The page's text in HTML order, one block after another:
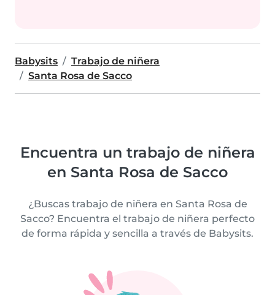
Babysits
Trabajo de niñera
Santa Rosa de Sacco
Encuentra un trabajo de niñera
en Santa Rosa de Sacco
¿Buscas trabajo de niñera en Santa Rosa de
Sacco? Encuentra el trabajo de niñera perfecto
de forma rápida y sencilla a través de Babysits.